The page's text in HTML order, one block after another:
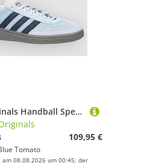
adidas Originals Handball Spezial Sneakers crsk
109,95 €
Tomato
08.08.2026 um 00:45; der